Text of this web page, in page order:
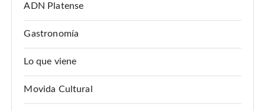
ADN Platense
Gastronomía
Lo que viene
Movida Cultural